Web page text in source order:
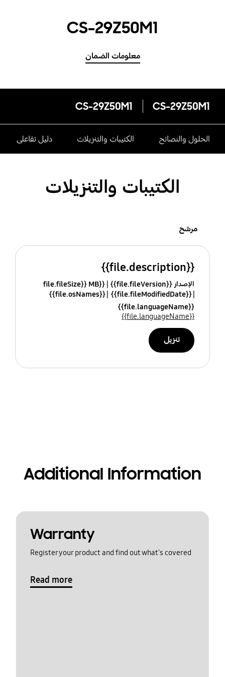
CS-29Z50M1
معلومات الضمان
CS-29Z50M1
CS-29Z50M1
الحلول والنصائح الكتيبات والتنزيلات دليل تفاعلى
الكتيبات والتنزيلات
مرشح
{{file.description}}
الإصدار {{file.fileVersion}}
{{file.fileSize}} MB
{{file.fileModifiedDate}}
{{file.osNames}}
{{file.languageName}}
{{file.languageName}}
تنزيل
Additional Information
Warranty
Register your product and find out what's covered
Read more